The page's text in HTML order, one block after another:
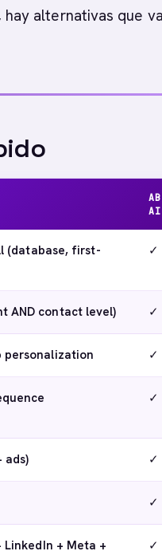
alternativas que
AI
(database, first-
✓
AND contact level) ✓
personalization ✓
✓
ads) ✓
✓
LinkedIn + Meta +
✓